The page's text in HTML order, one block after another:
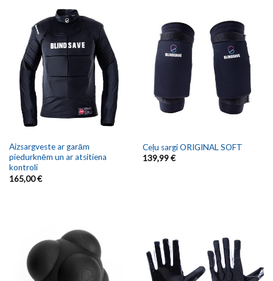
Aizsargveste ar garām
piedurknēm un ar atsitiena
kontroli
165,00€
Ceļu sargi ORIGINAL SOFT
139,99€